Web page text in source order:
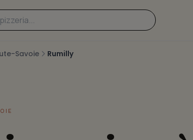
Savoie Rumilly